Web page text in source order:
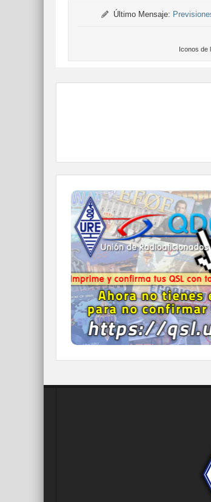
Último Mensaje:
Iconos de
QDURE - https://
Imprime y confirma tus QSL
click.
Nunca fue tan fácil y
el confirmar tus
IR A QDURE